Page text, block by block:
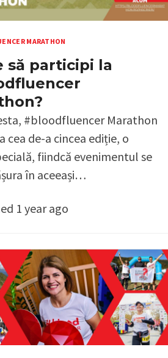
MARATHON
să participi la
#bloodfluencer Marathon
cea de-a cincea ediție, o
fiindcă evenimentul se
în aceeași…
1 year ago